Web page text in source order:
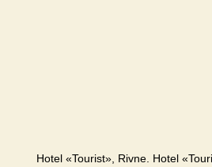
Hotel «Tourist», Rivne. Hotel